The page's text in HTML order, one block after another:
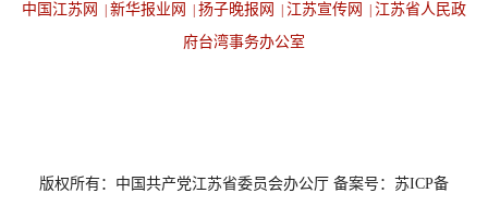
中国江苏网
新华报业网 扬子晚报网 江苏宣传网
江苏省人民政
府台湾事务办公室
版权所有：中国共产党江苏省委员会办公厅 备案号：苏ICP备